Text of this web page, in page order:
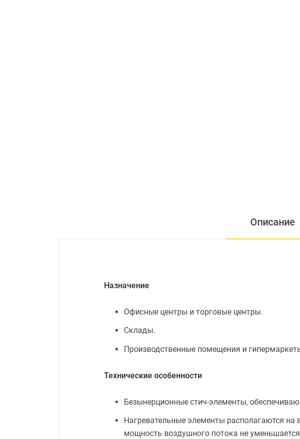
Описание
Назначение
Офисные центры и торговые центры.
Склады.
Производственные помещения и
Технические особенности
Безынерционные стич-элементы,
Нагревательные элементы располагаются на
мощность воздушного потока не уменьшается